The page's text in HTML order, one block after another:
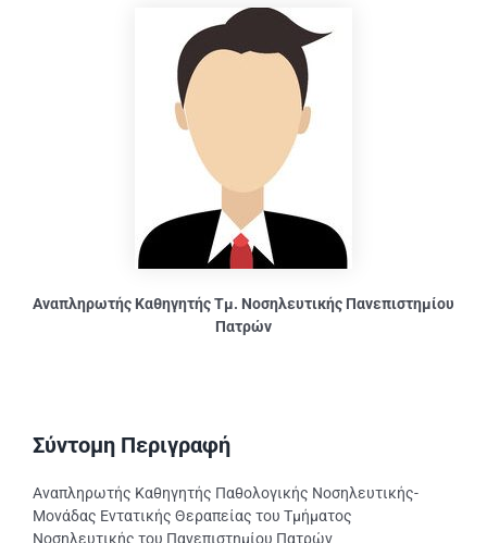
Αναπληρωτής Καθηγητής Τμ. Νοσηλευτικής Πανεπιστημίου
Πατρών
Σύντομη Περιγραφή
Αναπληρωτής Καθηγητής Παθολογικής Νοσηλευτικής-
Μονάδας Εντατικής Θεραπείας του Τμήματος
Νοσηλευτικής του Πανεπιστημίου Πατρών